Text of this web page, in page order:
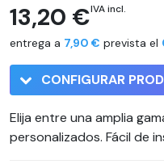
13,20 €IVA incl.
entrega a 7,90 € prevista el
CONFIGURAR
Elija entre una amplia
personalizados. Fácil de